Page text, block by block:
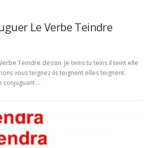
Le Verbe Teindre
Teindre dessin. Je teins tu teins il teint elle
vous teignez ils teignent elles teignent.
conjuguant …